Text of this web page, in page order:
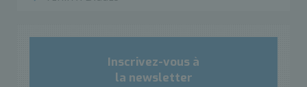
Inscrivez-vous à
la newsletter